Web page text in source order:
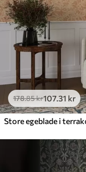
178.85kr107.31 kr